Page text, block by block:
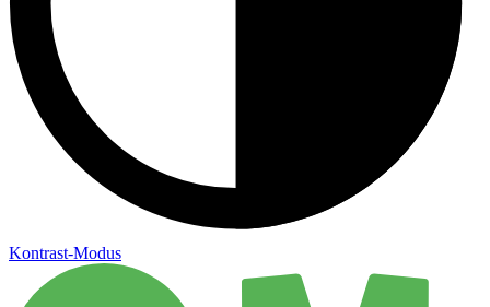
Kontrast-Modus